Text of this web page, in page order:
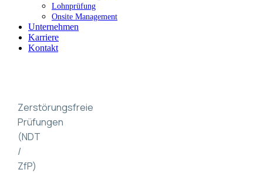
Lohnprüfung
Onsite Management
Unternehmen
Karriere
Kontakt
Zerstörungsfreie
Prüfungen
(NDT
/
ZfP)